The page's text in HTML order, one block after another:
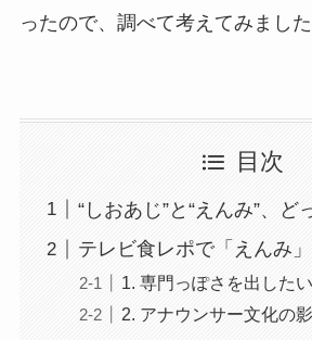
ったので、調べて考えてみました
目次
“しおあじ”と“えんみ”、ど
テレビ食レポで「えんみ
1. 専門っぽさを出したい
2. アナウンサー文化の